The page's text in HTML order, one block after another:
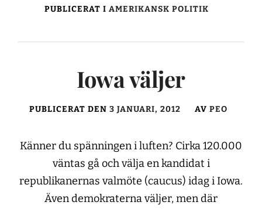
PUBLICERAT I AMERIKANSK POLITIK
Iowa väljer
PUBLICERAT DEN 3 JANUARI, 2012 AV PEO
Känner du spänningen i luften? Cirka 120.000
väntas gå och välja en kandidat i
republikanernas valmöte (caucus) idag i Iowa.
Även demokraterna väljer, men där